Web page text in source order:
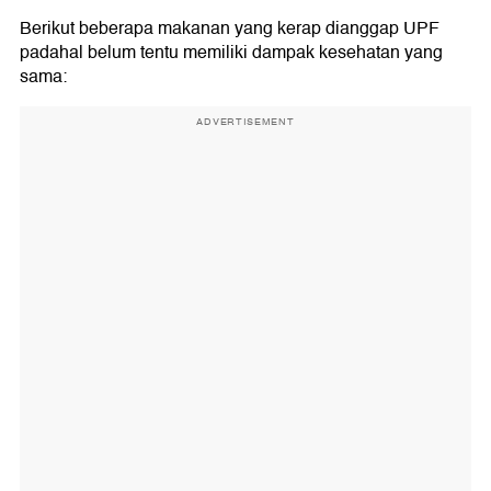
Berikut beberapa makanan yang kerap dianggap UPF
padahal belum tentu memiliki dampak kesehatan yang
sama:
ADVERTISEMENT